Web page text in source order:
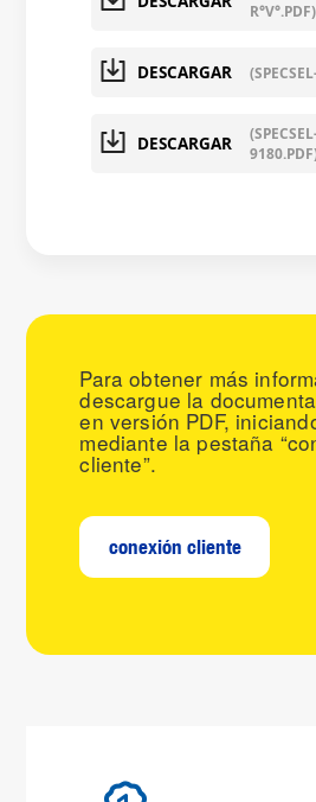
R°V°.PDF)
DESCARGAR
DESCARGAR
Para obtener más
descargue la
en versión PDF,
mediante la pestaña
cliente”.
conexión cliente